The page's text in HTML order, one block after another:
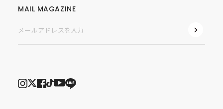
MAIL MAGAZINE